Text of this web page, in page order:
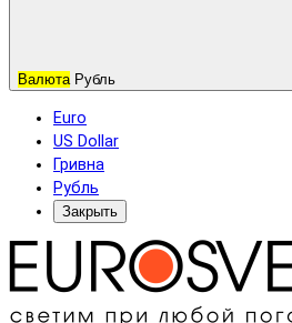
Валюта Рубль
Euro
US Dollar
Гривна
Рубль
Закрыть